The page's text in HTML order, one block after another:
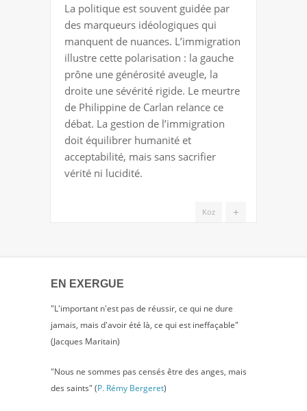
MIGRATOIRES
La politique est souvent guidée par
des marqueurs idéologiques qui
manquent de nuances. L’immigration
illustre cette polarisation : la gauche
prône une générosité aveugle, la
droite une sévérité rigide. Le meurtre
de Philippine de Carlan relance ce
débat. La gestion de l’immigration
doit équilibrer humanité et
acceptabilité, mais sans sacrifier
vérité ni lucidité.
+
Koz
EN EXERGUE
"L'important n'est pas de réussir, ce qui ne dure
jamais, mais d'avoir été là, ce qui est ineffaçable"
(Jacques Maritain)
"Nous ne sommes pas censés être des anges, mais
des saints" (P. Rémy Bergeret)